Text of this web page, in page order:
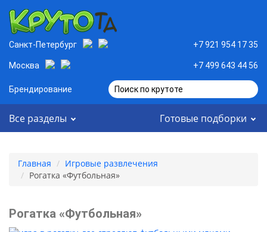
Санкт-Петербург +7 921 954 17 35
Москва +7 499 643 44 56
Брендирование Поиск по крутоте
Все разделы Готовые подборки
Главная
Игровые развлечения
Рогатка «Футбольная»
Рогатка «Футбольная»